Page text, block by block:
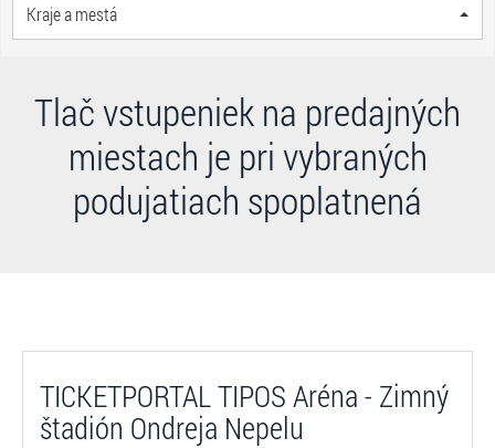
Kraje a mestá
Tlač vstupeniek na predajných
miestach je pri vybraných
podujatiach spoplatnená
TICKETPORTAL TIPOS Aréna - Zimný
štadión Ondreja Nepelu